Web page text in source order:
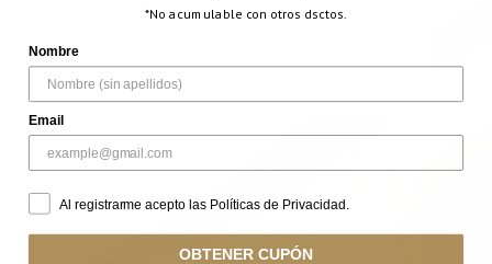
siguientes y
suscripción:
TÉRMINOS & CONDICIONES
Descuento personal e intransferible.
No es acumulable con otras promociones o
*No acumulable con otros dsctos.
Nombre
Email
Al registrarme acepto las Políticas de Privacidad.
OBTENER CUPÓN